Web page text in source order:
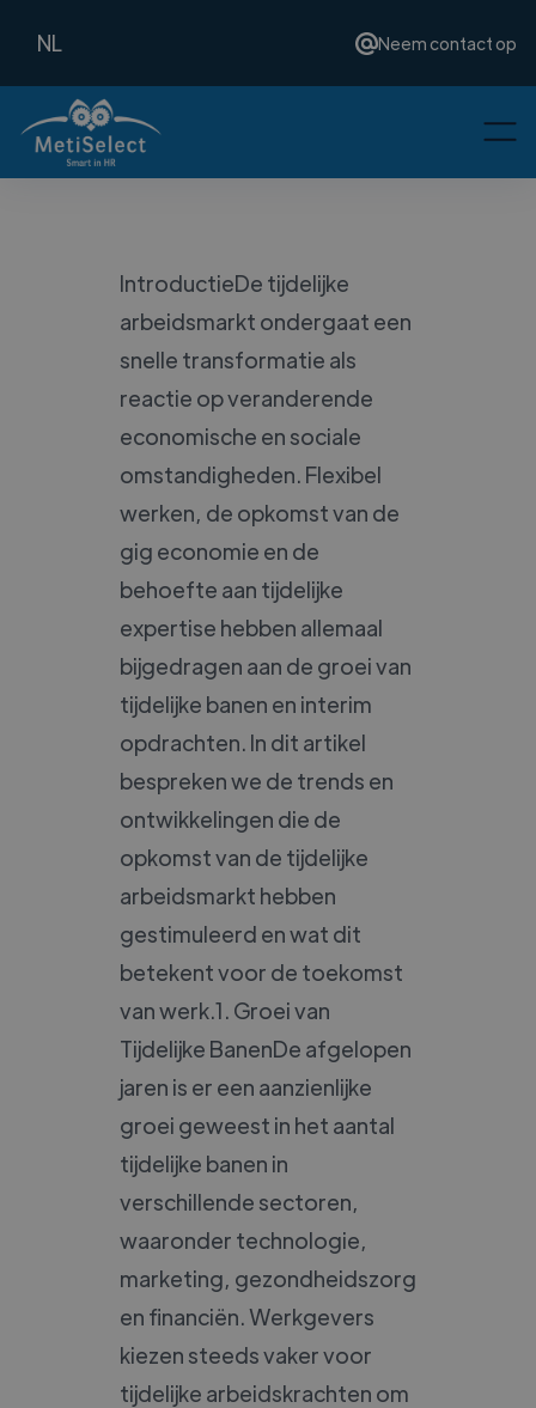
NL Neem contact op
IntroductieDe tijdelijke
arbeidsmarkt ondergaat een
snelle transformatie als
reactie op veranderende
economische en sociale
omstandigheden. Flexibel
werken, de opkomst van de
gig economie en de
behoefte aan tijdelijke
expertise hebben allemaal
bijgedragen aan de groei van
tijdelijke banen en interim
opdrachten. In dit artikel
bespreken we de trends en
ontwikkelingen die de
opkomst van de tijdelijke
arbeidsmarkt hebben
gestimuleerd en wat dit
betekent voor de toekomst
van werk.1. Groei van
Tijdelijke BanenDe afgelopen
jaren is er een aanzienlijke
groei geweest in het aantal
tijdelijke banen in
verschillende sectoren,
waaronder technologie,
marketing, gezondheidszorg
en financiën. Werkgevers
kiezen steeds vaker voor
tijdelijke arbeidskrachten om